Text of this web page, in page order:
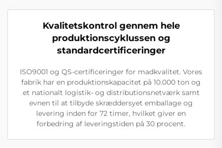
Kvalitetskontrol gennem hele
produktionscyklussen og
standardcertificeringer
ISO9001 og QS-certificeringer for madkvalitet. Vores
fabrik har en produktionskapacitet på 10.000 ton og
et nationalt logistik- og distributionsnetværk samt
evnen til at tilbyde skræddersyet emballage og
levering inden for 72 timer, hvilket giver en
forbedring af leveringstiden på 30 procent.